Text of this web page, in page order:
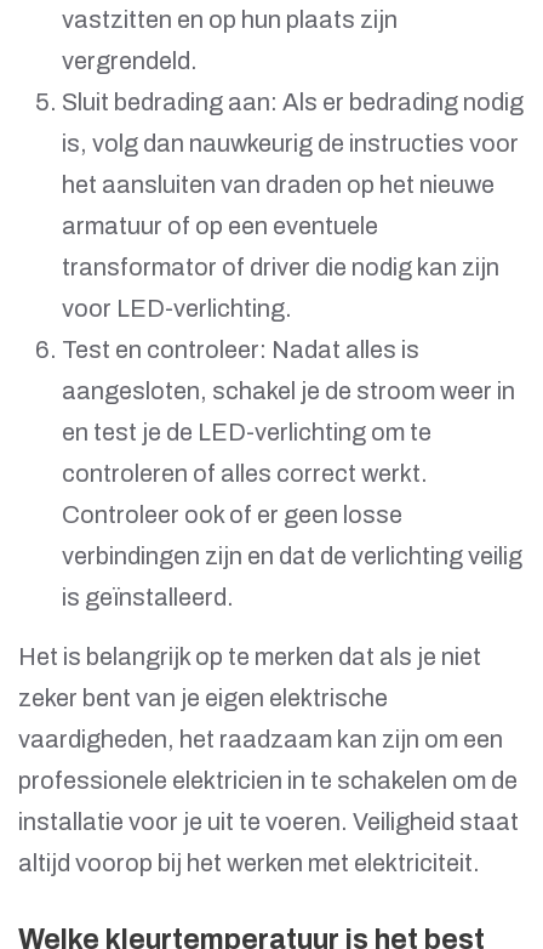
vastzitten en op hun plaats zijn
vergrendeld.
Sluit bedrading aan: Als er bedrading nodig
is, volg dan nauwkeurig de instructies voor
het aansluiten van draden op het nieuwe
armatuur of op een eventuele
transformator of driver die nodig kan zijn
voor LED-verlichting.
Test en controleer: Nadat alles is
aangesloten, schakel je de stroom weer in
en test je de LED-verlichting om te
controleren of alles correct werkt.
Controleer ook of er geen losse
verbindingen zijn en dat de verlichting veilig
is geïnstalleerd.
Het is belangrijk op te merken dat als je niet
zeker bent van je eigen elektrische
vaardigheden, het raadzaam kan zijn om een
professionele elektricien in te schakelen om de
installatie voor je uit te voeren. Veiligheid staat
altijd voorop bij het werken met elektriciteit.
Welke kleurtemperatuur is het best